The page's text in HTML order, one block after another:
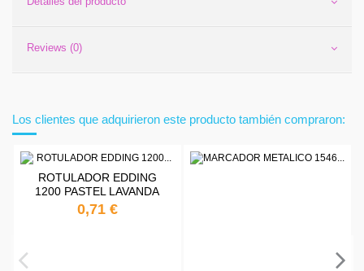
Reviews (0)
Los clientes que adquirieron este producto también compraron:
ROTULADOR EDDING
1200 PASTEL LAVANDA
0,71 €